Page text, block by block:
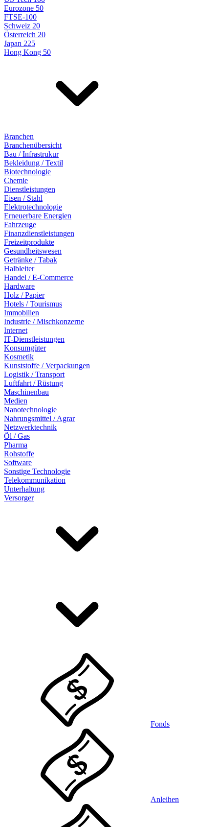
Eurozone 50
FTSE-100
Schweiz 20
Österreich 20
Japan 225
Hong Kong 50
Branchen
Branchenübersicht
Bau / Infrastrukur
Bekleidung / Textil
Biotechnologie
Chemie
Dienstleistungen
Eisen / Stahl
Elektrotechnologie
Erneuerbare Energien
Fahrzeuge
Finanzdienstleistungen
Freizeitprodukte
Gesundheitswesen
Getränke / Tabak
Halbleiter
Handel / E-Commerce
Hardware
Holz / Papier
Hotels / Tourismus
Immobilien
Industrie / Mischkonzerne
Internet
IT-Dienstleistungen
Konsumgüter
Kosmetik
Kunststoffe / Verpackungen
Logistik / Transport
Luftfahrt / Rüstung
Maschinenbau
Medien
Nanotechnologie
Nahrungsmittel / Agrar
Netzwerktechnik
Öl / Gas
Pharma
Rohstoffe
Software
Sonstige Technologie
Telekommunikation
Unterhaltung
Versorger
Fonds
Anleihen